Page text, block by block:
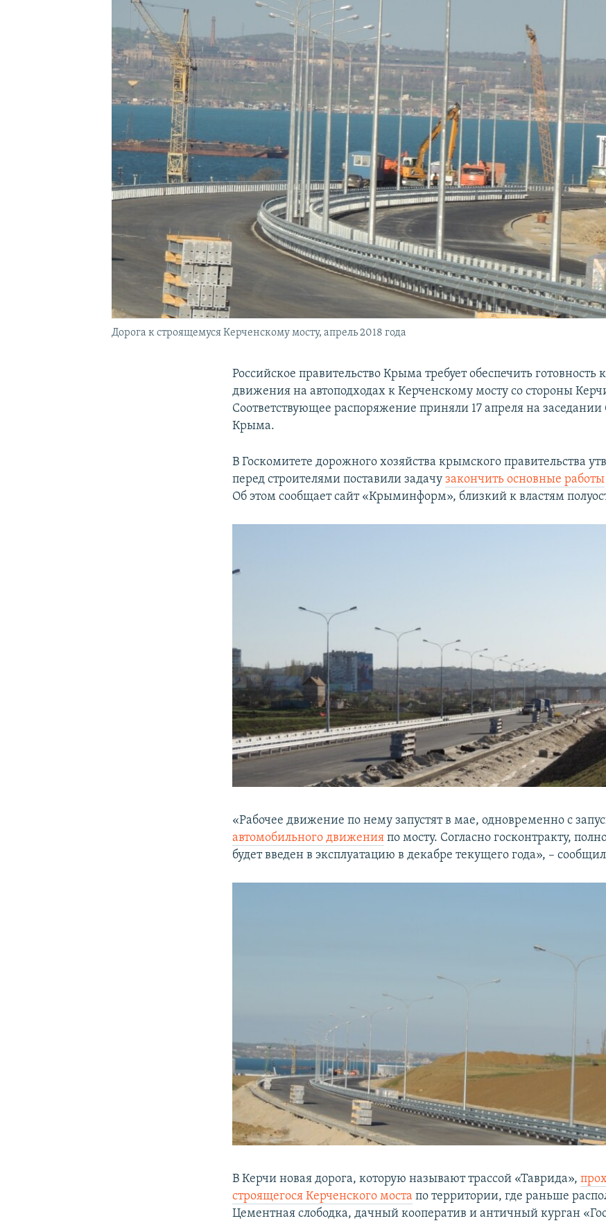
КРЫМ.НЕПОКОРЕННЫЙ
УКРАИНСКАЯ ПРОБЛЕМА КРЫМА
Дорога к строящемуся Керченскому мосту, апрель 2018 года
Российское правительство Крыма требует обеспечить готовность
движения на автоподходах к Керченскому мосту со стороны
Соответствующее распоряжение приняли 17 апреля на
Крыма.
В Госкомитете дорожного хозяйства крымского правительства
перед строителями поставили задачузакончить основные работы
Об этом сообщает сайт «Крыминформ», близкий к властям
«Рабочее движение по нему запустят в мае, одновременно с
автомобильного движения по мосту. Согласно госконтракту,
будет введен в эксплуатацию в декабре текущего года», –
В Керчи новая дорога, которую называют трассой «Таврида»,
строящегося Керченского моста по территории, где раньше
Цементная слободка, дачный кооператив и античный курган